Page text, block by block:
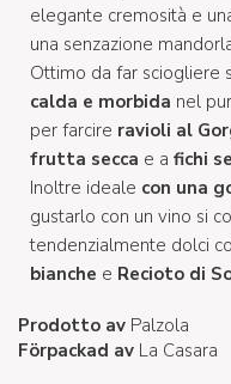
elegante cremosità e
una senzazione
Ottimo da far sciogliere
calda e morbida nel
per farcire ravioli al
frutta secca e a fichi
Inoltre ideale con una
gustarlo con un vino si
tendenzialmente dolci
bianche e Recioto di
Prodotto av Palzola
Förpackad av La Casara